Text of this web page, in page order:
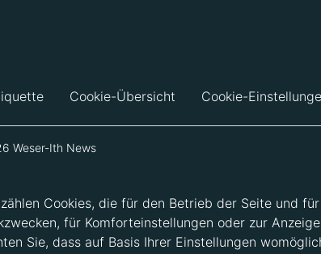
Cookie-Übersicht Cookie-
Weser-Ith News
Cookies, die für den Betrieb der Seite und
für Komforteinstellungen oder zur
Sie, dass auf Basis Ihrer Einstellungen